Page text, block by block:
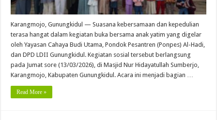
Karangmojo, Gunungkidul — Suasana kebersamaan dan kepedulian
terasa hangat dalam kegiatan buka bersama anak yatim yang digelar
oleh Yayasan Cahaya Budi Utama, Pondok Pesantren (Ponpes) Al-Hadi,
dan DPD LDII Gunungkidul. Kegiatan sosial tersebut berlangsung
pada Jumat sore (13/03/2026), di Masjid Nur Hidayatullah Sumberjo,
Karangmojo, Kabupaten Gunungkidul. Acara ini menjadi bagian …
Read More »